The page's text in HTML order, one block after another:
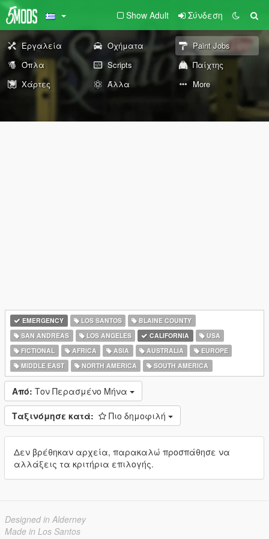
Show Adult Σύνδεση
Εργαλεία Οχήματα
Paint Jobs
Όπλα
Scripts
Παίχτης
Χάρτες
Άλλα More
EMERGENCY LOS SANTOS
BLAINE COUNTY
SAN ANDREAS
LOS ANGELES CALIFORNIA
USA
FICTIONAL
AFRICA ASIA AUSTRALIA
EUROPE
MIDDLE EAST
NORTH AMERICA SOUTH AMERICA
Από: Τον Περασμένο Μήνα
Ταξινόμησε κατά: Πιο δημοφιλή
Δεν βρέθηκαν αρχεία, παρακαλώ προσπάθησε να
αλλάξεις τα κριτήρια επιλογής.
Designed in Alderney
Made in Los Santos